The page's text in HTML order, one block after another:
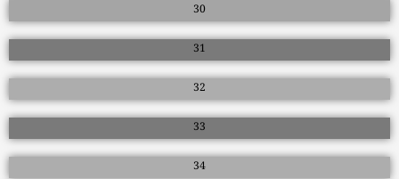
30
31
32
33
34